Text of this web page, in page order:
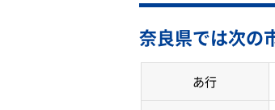
奈良県では次の
あ行